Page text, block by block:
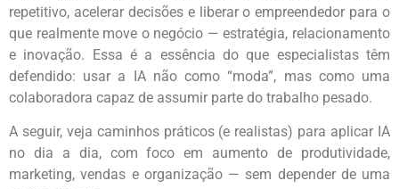
repetitivo, acelerar decisões e liberar o empreendedor para o
que realmente move o negócio — estratégia, relacionamento
e inovação. Essa é a essência do que especialistas têm
defendido: usar a IA não como “moda”, mas como uma
colaboradora capaz de assumir parte do trabalho pesado.
A seguir, veja caminhos práticos (e realistas) para aplicar IA
no dia a dia, com foco em aumento de produtividade,
marketing, vendas e organização — sem depender de uma